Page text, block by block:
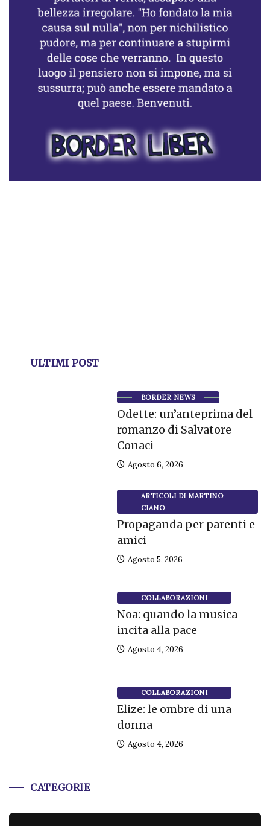
ULTIMI POST
BORDER NEWS
Odette: un’anteprima del
romanzo di Salvatore
Conaci
Agosto 6, 2026
ARTICOLI DI MARTINO
CIANO
Propaganda per parenti e
amici
Agosto 5, 2026
COLLABORAZIONI
Noa: quando la musica
incita alla pace
Agosto 4, 2026
COLLABORAZIONI
Elize: le ombre di una
donna
Agosto 4, 2026
CATEGORIE